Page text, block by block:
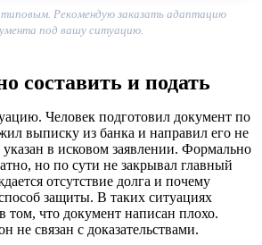
типовым. Рекомендую заказать адаптацию
под вашу ситуацию.
составить и подать
Человек подготовил документ по
выписку из банка и направил его не
в исковом заявлении. Формально
но по сути не закрывал главный
отсутствие долга и почему
защиты. В таких ситуациях
том, что документ написан плохо.
не связан с доказательствами.